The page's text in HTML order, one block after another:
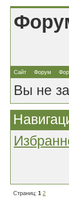
Сайт Форум
Вы не
Страниц: 1 2